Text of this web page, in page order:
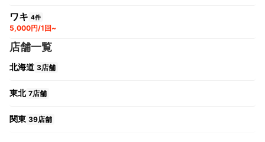
ワキ 4件
5,000円/1回~
店舗一覧
北海道 3店舗
東北 7店舗
関東 39店舗